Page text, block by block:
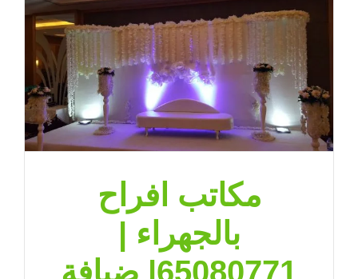
مكاتب افراح
بالجهراء |